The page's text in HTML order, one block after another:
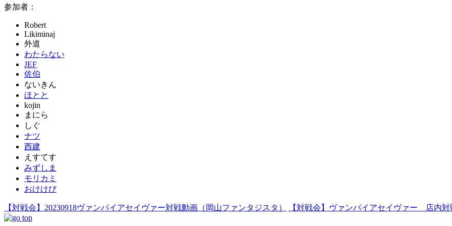
参加者：
Robert
Likiminaj
外道
わたらない
JEF
佐伯
ないきん
ほとと
kojin
まにら
しぐ
ナツ
西建
えすてす
みずしま
モリカミ
おけけび
【対戦会】20230918ヴァンパイアセイヴァー対戦動画（岡山ファンタジスタ） 【対戦会】ヴァンパイアセイヴァー 店内